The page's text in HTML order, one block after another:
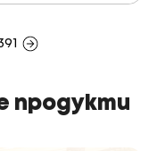
продукти